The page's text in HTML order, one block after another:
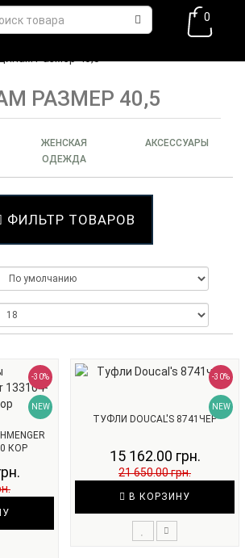
0
Размер 40,5
РАЗМЕР 40,5
ЖЕНСКАЯ
ОДЕЖДА
АКСЕССУАРЫ
ФИЛЬТР ТОВАРОВ
-30%
NEW
КОР
-30%
NEW
ТУФЛИ DOUCAL'S 8741ЧЕР
15 162.00 грн.
21 650.00 грн.
В КОРЗИНУ